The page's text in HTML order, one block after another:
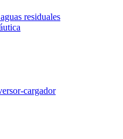
residuales
cargador